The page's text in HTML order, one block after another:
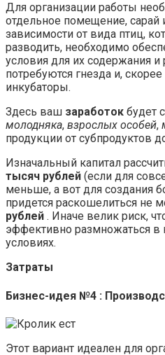
Для организации работы
отдельное помещение, сарай
зависимости от вида птиц,
разводить, необходимо
условия для их содержания
потребуются гнезда и,
инкубаторы.
Здесь ваш заработок будет
молодняка, взрослых особей,
продукции от субпродуктов
Изначальный капитал
тысяч рублей (если для
меньше, а вот для создания
придется раскошелиться не
рублей . Иначе велик риск,
эффективно размножаться в
условиях.
Затраты
Бизнес-идея №4 :
Этот вариант идеален для